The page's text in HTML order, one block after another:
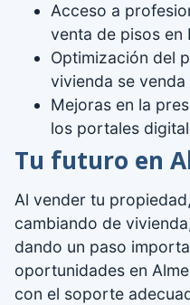
Acceso a
venta de pisos en
Optimización del
vivienda se
Mejoras en la
los portales
Tu futuro en
Al vender tu
cambiando de
dando un paso
oportunidades en
con el soporte